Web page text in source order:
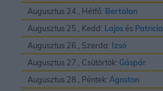
Augusztus 24., Hétfő: Bertalan
Augusztus 25., Kedd: Lajos és Patricia
Augusztus 26., Szerda: Izsó
Augusztus 27., Csütörtök: Gáspár
Augusztus 28., Péntek: Ágoston